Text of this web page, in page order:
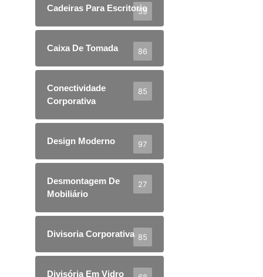
Cadeiras Para Escritorio
59
Caixa De Tomada 86
Conectividade
Corporativa
85
Design Moderno 97
Desmontagem De
Mobiliário
27
Divisoria Corporativa 85
Divisória Em Vidro